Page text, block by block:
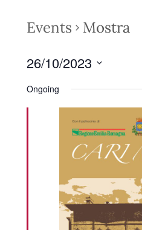
Events
Mostra
26/10/2023
date.
Ongoing